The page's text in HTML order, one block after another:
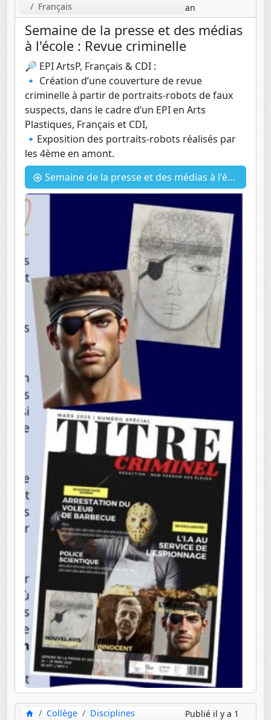
Français
an
Semaine de la presse et des médias
à l'école : Revue criminelle
🔎 EPI ArtsP, Français & CDI :
🔹 Création d’une couverture de revue
criminelle à partir de portraits-robots de faux
suspects, dans le cadre d’un EPI en Arts
Plastiques, Français et CDI,
🔹Exposition des portraits-robots réalisés par
les 4ème en amont.
Semaine de la presse et des médias à l'école : Revue criminelle
Collège
Disciplines
Publié il y a 1